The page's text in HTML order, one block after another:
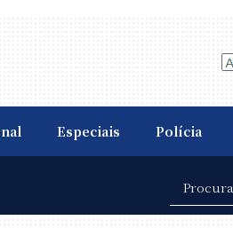
Especiais Polícia